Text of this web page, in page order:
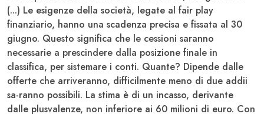
(...) Le esigenze della società, legate al fair play
finanziario, hanno una scadenza precisa e fissata al 30
giugno. Questo significa che le cessioni saranno
necessarie a prescindere dalla posizione finale in
classifica, per sistemare i conti. Quante? Dipende dalle
offerte che arriveranno, difficilmente meno di due addii
sa-ranno possibili. La stima è di un incasso, derivante
dalle plusvalenze, non inferiore ai 60 milioni di euro. Con